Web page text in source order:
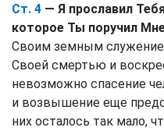
Ст. 4 — Я прославил
которое Ты поручил
Своим земным
Своей смертью и
невозможно спасение
и возвышение еще
них осталось так мало,